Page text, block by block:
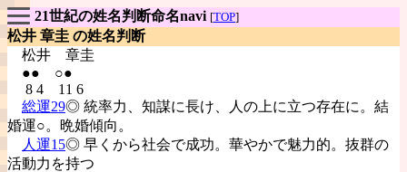
21世紀の姓名判断命名navi [TOP]
松井 章圭 の姓名判断
松井 章圭
●● ○●
8 4 11 6
総運29◎ 統率力、知謀に長け、人の上に立つ存在に。結
婚運○。晩婚傾向。
人運15◎ 早くから社会で成功。華やかで魅力的。抜群の
活動力を持つ